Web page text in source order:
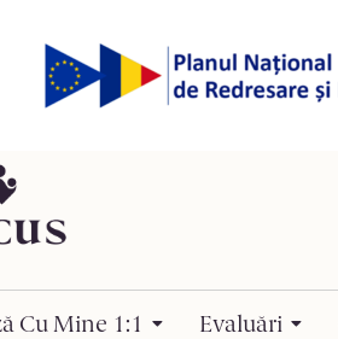
Cu Mine 1:1 Evaluări